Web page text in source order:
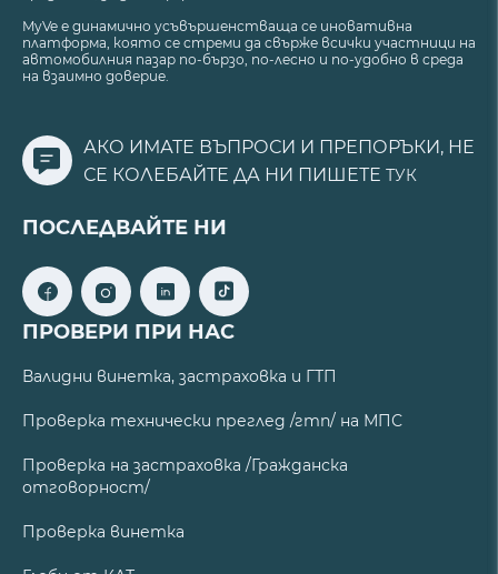
MyVe е динамично усъвършенстваща се иновативна
платформа, която се стреми да свърже всички участници на
автомобилния пазар по-бързо, по-лесно и по-удобно в среда
на взаимно доверие.
АКО ИМАТЕ ВЪПРОСИ И ПРЕПОРЪКИ, НЕ
СЕ КОЛЕБАЙТЕ ДА НИ ПИШЕТЕ ТУК
ПОСЛЕДВАЙТЕ НИ
ПРОВЕРИ ПРИ НАС
Валидни винетка, застраховка и ГТП
Проверка технически преглед /гтп/ на МПС
Проверка на застраховка /Гражданска
отговорност/
Проверка винетка